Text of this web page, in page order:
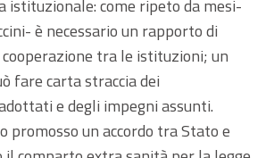
istituzionale: come ripeto da mesi-
è necessario un rapporto di
tra le istituzioni; un
fare carta straccia dei
e degli impegni assunti.
promosso un accordo tra Stato e